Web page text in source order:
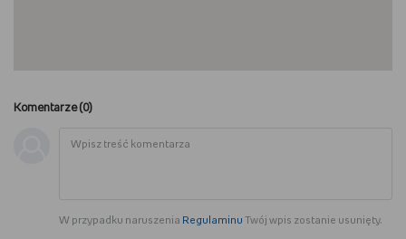
Komentarze (0)
W przypadku naruszenia Regulaminu Twój wpis zostanie usunięty.